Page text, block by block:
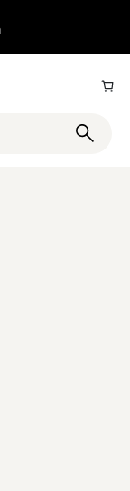
am Neckar,